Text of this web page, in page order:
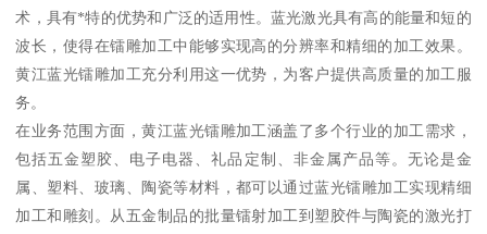
术，具有*特的优势和广泛的适用性。蓝光激光具有高的能量和短的
波长，使得在镭雕加工中能够实现高的分辨率和精细的加工效果。
黄江蓝光镭雕加工充分利用这一优势，为客户提供高质量的加工服
务。
在业务范围方面，黄江蓝光镭雕加工涵盖了多个行业的加工需求，
包括五金塑胶、电子电器、礼品定制、非金属产品等。无论是金
属、塑料、玻璃、陶瓷等材料，都可以通过蓝光镭雕加工实现精细
加工和雕刻。从五金制品的批量镭射加工到塑胶件与陶瓷的激光打